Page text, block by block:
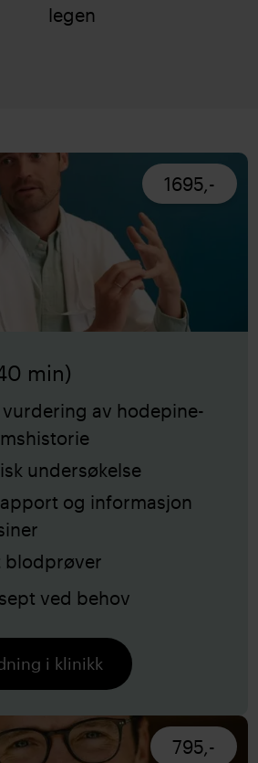
legen
1695,-
min)
av hodepine-
undersøkelse
og informasjon
blodprøver
ved behov
i klinikk
795,-